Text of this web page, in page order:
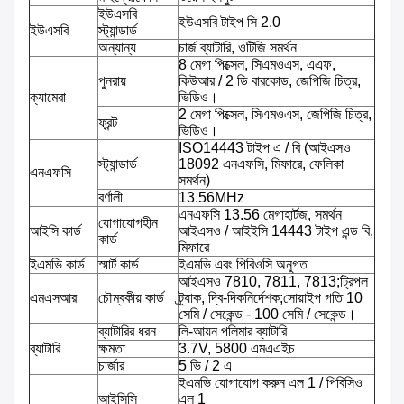
ইউএসবি
ইউএসবি
স্ট্যান্ডার্ড
ইউএসবি টাইপ সি 2.0
অন্যান্য
চার্জ ব্যাটারি, ওটিজি সমর্থন
ক্যামেরা
পুনরায়
8 মেগা পিক্সেল, সিএমওএস, এএফ,
কিউআর / 2 ডি বারকোড, জেপিজি চিত্র,
ভিডিও।
ফ্রন্ট
2 মেগা পিক্সেল, সিএমওএস, জেপিজি চিত্র,
ভিডিও।
এনএফসি
স্ট্যান্ডার্ড
ISO14443 টাইপ এ / বি (আইএসও
18092 এনএফসি, মিফারে, ফেলিকা
সমর্থন)
বর্ণালী
13.56MHz
আইসি কার্ড
যোগাযোগহীন
কার্ড
এনএফসি 13.56 মেগাহার্টজ, সমর্থন
আইএসও / আইইসি 14443 টাইপ এন্ড বি,
মিফারে
ইএমভি কার্ড
স্মার্ট কার্ড ইএমভি এবং পিবিওসি অনুগত
এমএসআর চৌম্বকীয় কার্ড
আইএসও 7810, 7811, 7813;ট্রিপল
ট্র্যাক, দ্বি-দিকনির্দেশক;সোয়াইপ গতি 10
সেমি / সেকেন্ড - 100 সেমি / সেকেন্ড।
ব্যাটারি
ব্যাটারির ধরন
লি-আয়ন পলিমার ব্যাটারি
ক্ষমতা
3.7V, 5800 এমএএইচ
চার্জার
5 ভি / 2 এ
আইসিসি
ইএমভি যোগাযোগ করুন এল 1 / পিবিসিও
এল 1